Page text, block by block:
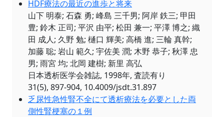
HDF療法の最近の進歩と将来
山下 明泰; 石森 勇; 峰島 三千男; 阿岸 鉄三; 甲田
豊; 鈴木 正司; 平沢 由平; 松田 兼一; 平澤 博之; 織
田 成人; 久野 勉; 樋口 輝美; 高橋 進; 三輪 真幹;
加藤 聡; 岩山 範久; 宇佐美 潤; 木野 恭子; 秋澤 忠
男; 雨宮 均; 北岡 建樹; 新里 高弘
日本透析医学会雑誌, 1998年, 査読有り
31(5), 897-904, 10.4009/jsdt.31.897
乏尿性急性腎不全にて透析療法を必要とした両
側性腎梗塞の１例